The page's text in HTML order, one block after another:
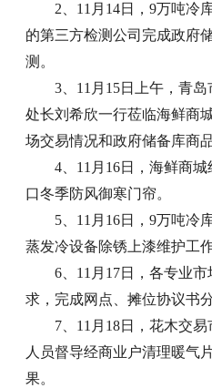
2、11月14日，9万吨冷
的第三方检测公司完成政府
测。
3、11月15日上午，青
处长刘希欣一行莅临海鲜商
场交易情况和政府储备库商
4、11月16日，海鲜商
口冬季防风御寒门帘。
5、11月16日，9万吨冷
蒸发冷设备除锈上漆维护工作
6、11月17日，各专业
求，完成网点、摊位协议书
7、11月18日，花木交
人员督导经商业户清理暖气
果。